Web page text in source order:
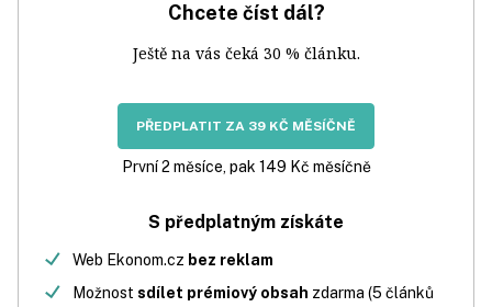
Chcete číst dál?
Ještě na vás čeká 30 % článku.
PŘEDPLATIT ZA 39 KČ MĚSÍČNĚ
První 2 měsíce, pak 149 Kč měsíčně
S předplatným získáte
Web Ekonom.cz bez reklam
Možnost sdílet prémiový obsah zdarma (5 článků